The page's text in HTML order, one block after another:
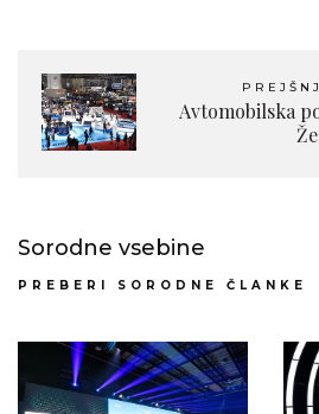
Avtomobilska
Sorodne vsebine
PREBERI SORODNE ČLANKE